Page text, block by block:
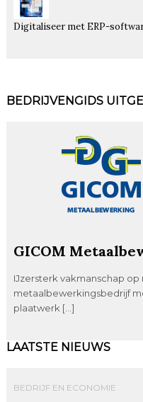
Digitaliseer met ERP-
BEDRIJVENGIDS
GICOM
IJzersterk vakmanschap op
metaalbewerkingsbedrijf
plaatwerk […]
LAATSTE NIEUWS
BEDRIJF EN ECONOMIE